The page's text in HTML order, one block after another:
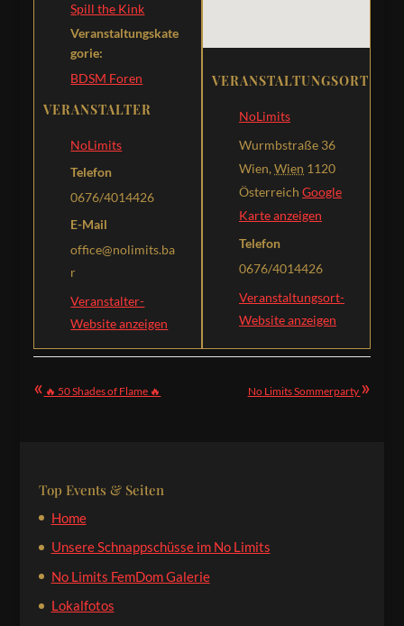
Spill the Kink
Veranstaltungskate
gorie:
BDSM Foren
VERANSTALTER
NoLimits
Telefon
0676/4014426
E-Mail
office@nolimits.ba
r
Veranstalter-
Website anzeigen
VERANSTALTUNGSORT
NoLimits
Wurmbstraße 36
Wien, Wien 1120
Österreich Google
Karte anzeigen
Telefon
0676/4014426
Veranstaltungsort-
Website anzeigen
« 🔥 50 Shades of Flame 🔥 No Limits Sommerparty »
Top Events & Seiten
Home
Unsere Schnappschüsse im No Limits
No Limits FemDom Galerie
Lokalfotos